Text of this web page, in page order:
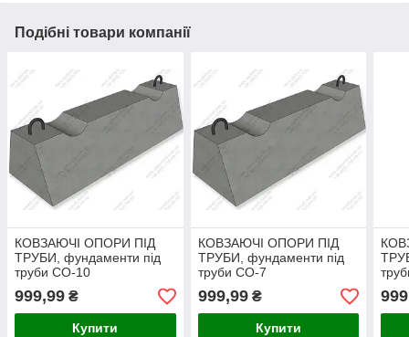
Подібні товари компанії
КОВЗАЮЧІ ОПОРИ ПІД
ТРУБИ, фундаменти під
труби СО-10
999,99 ₴
Купити
КОВЗАЮЧІ ОПОРИ ПІД
ТРУБИ, фундаменти під
труби СО-7
999,99₴
Купити